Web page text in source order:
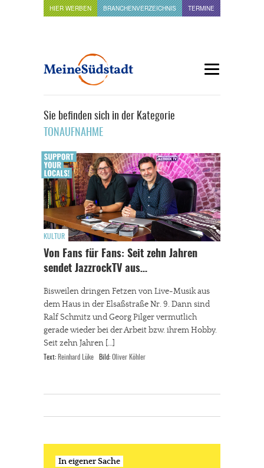
HIER WERBEN BRANCHENVERZEICHNIS TERMINE
Sie befinden sich in der Kategorie
TONAUFNAHME
KULTUR
Von Fans für Fans: Seit zehn Jahren
sendet JazzrockTV aus…
Bisweilen dringen Fetzen von Live-Musik aus
dem Haus in der Elsaßstraße Nr. 9. Dann sind
Ralf Schmitz und Georg Pilger vermutlich
gerade wieder bei der Arbeit bzw. ihrem Hobby.
Seit zehn Jahren […]
Text: Reinhard Lüke Bild: Oliver Köhler
In eigener Sache